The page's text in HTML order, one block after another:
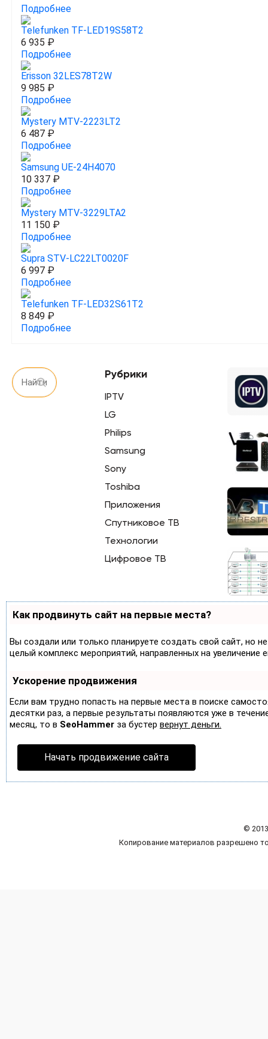
Подробнее
Telefunken TF-LED19S58T2
6 935 ₽
Подробнее
Erisson 32LES78T2W
9 985 ₽
Подробнее
Mystery MTV-2223LT2
6 487 ₽
Подробнее
Samsung UE-24H4070
10 337 ₽
Подробнее
Mystery MTV-3229LTA2
11 150 ₽
Подробнее
Supra STV-LC22LT0020F
6 997 ₽
Подробнее
Telefunken TF-LED32S61T2
8 849 ₽
Подробнее
Рубрики
IPTV
LG
Philips
Samsung
Sony
Toshiba
Приложения
Спутниковое ТВ
Технологии
Цифровое ТВ
Как продвинуть сайт на первые места?
Вы создали или только планируете создать свой сайт, но
целый комплекс мероприятий, направленных на
Ускорение продвижения
Если вам трудно попасть на первые места в поиске
десятки раз, а первые результаты появляются уже в
месяц, то в SeoHammer за бустер вернут деньги.
Начать продвижение сайта
©
Копирование материалов разрешено